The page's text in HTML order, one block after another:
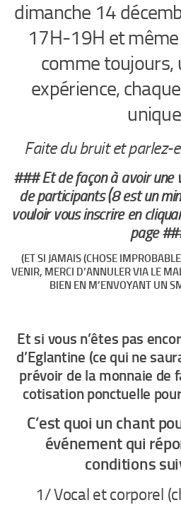
dimanche 14
17H-19H et
comme toujours,
expérience,
Faite du bruit et parlez-
### Et de façon à avoir une
de participants (8 est un
vouloir vous inscrire en
page
(ET SI JAMAIS (CHOSE
VENIR, MERCI D’ANNULER VIA LE
BIEN EN M’ENVOYANT UN
Et si vous n’êtes pas
d’Eglantine (ce qui ne
prévoir de la monnaie de
cotisation ponctuelle
C’est quoi un chant
événement qui
conditions
1/ Vocal et corporel